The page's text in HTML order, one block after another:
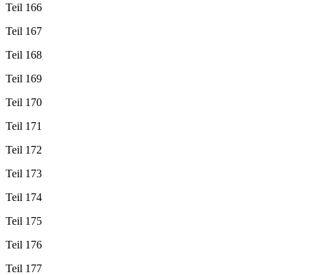
Teil 166
Teil 167
Teil 168
Teil 169
Teil 170
Teil 171
Teil 172
Teil 173
Teil 174
Teil 175
Teil 176
Teil 177